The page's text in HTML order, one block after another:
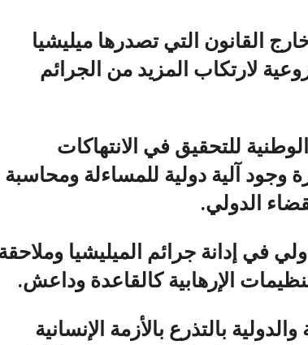
القانون التي تصدرها ميليشيا
لارتكاب المزيد من الجرائم
للتحقيق في الانتهاكات
وجود آلية دولية للمساءلة ومحاسبة
الدولي.
في إدانة جرائم الميليشيا
الإرهابية كالقاعدة وداعش.
بالتذرع بالأزمة الإنسانية